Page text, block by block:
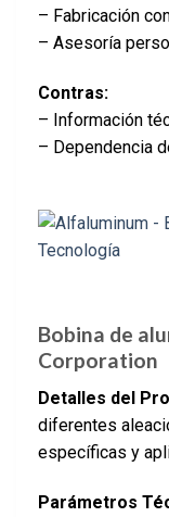
– Fabricación
– Asesoría
Contras:
– Información
– Dependencia
Bobina de
Corporation
Detalles del
diferentes
específicas y
Parámetros